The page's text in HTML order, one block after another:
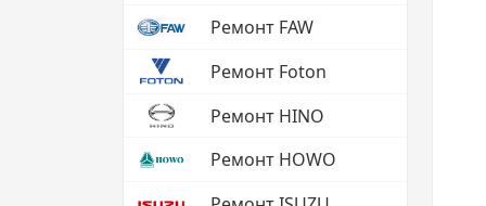
Ремонт FAW
Ремонт Foton
Ремонт HINO
Ремонт HOWO